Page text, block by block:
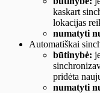
kaskart
lokacijas
numatyti
Automatiškai
būtinybė:
pridėta
numatyti